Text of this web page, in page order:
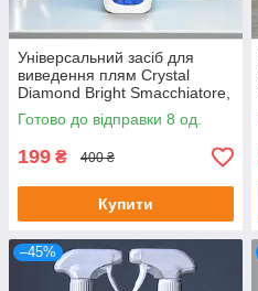
Універсальний засіб для
виведення плям Crystal
Diamond Bright Smacchiatore,
500 мл
Готово до відправки 8 од.
199 ₴ 400 ₴
Купити
–45%